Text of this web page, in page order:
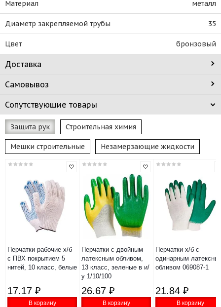
Материал металл
Диаметр закрепляемой трубы 35
Цвет бронзовый
Доставка
Самовывоз
Сопутствующие товары
Защита рук Строительная химия
Мешки строительные Незамерзающие жидкости
Перчатки рабочие х/б
с ПВХ покрытием 5
нитей, 10 класс, белые
17.17 ₽
В корзину
Перчатки с двойным
латексным обливом,
13 класс, зеленые в и/
у 1/10/100
26.67 ₽
В корзину
Перчатки х/б с
одинарным
обливом 069087-1
21.84 ₽
В корзину